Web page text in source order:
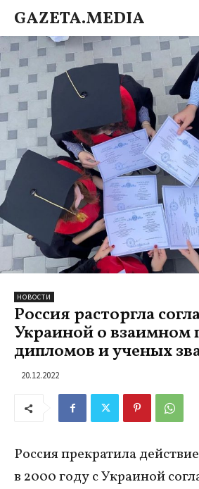
GAZETA.MEDIA
НОВОСТИ
Россия расторгла
Украиной о взаимном
дипломов и ученых
20.12.2022
Россия прекратила
в 2000 году с Украиной